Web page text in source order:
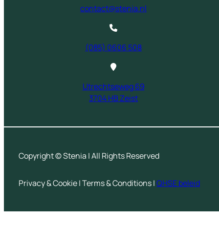
contact@stenia.nl
(085) 0606 508
Utrechtseweg 69
3704 HB Zeist
Copyright © Stenia | All Rights Reserved
Privacy & Cookie | Terms & Conditions |QHSE beleid